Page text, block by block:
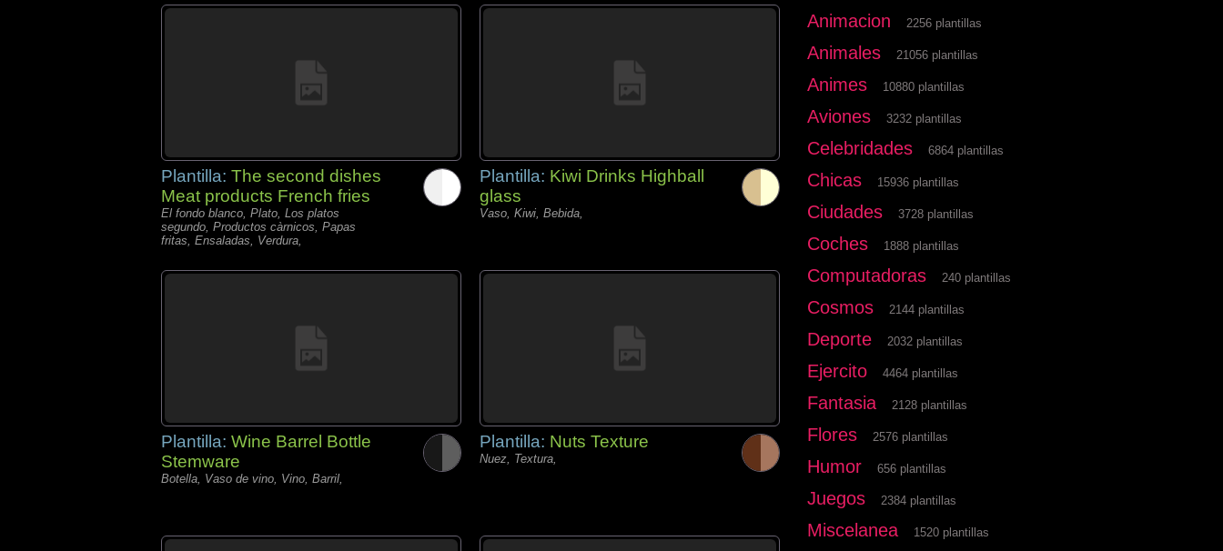
Plantilla: The second dishes
Meat products French fries
El fondo blanco, Plato, Los platos
segundo, Productos càrnicos, Papas
fritas, Ensaladas, Verdura,
Plantilla: Kiwi Drinks Highball
glass
Vaso, Kiwi, Bebida,
Plantilla: Wine Barrel Bottle
Stemware
Botella, Vaso de vino, Vino, Barril,
Plantilla: Nuts Texture
Nuez, Textura,
Animacion 2256 plantillas
Animales 21056 plantillas
Animes 10880 plantillas
Aviones 3232 plantillas
Celebridades 6864 plantillas
Chicas 15936 plantillas
Ciudades 3728 plantillas
Coches 1888 plantillas
Computadoras 240 plantillas
Cosmos 2144 plantillas
Deporte 2032 plantillas
Ejercito 4464 plantillas
Fantasia 2128 plantillas
Flores 2576 plantillas
Humor 656 plantillas
Juegos 2384 plantillas
Miscelanea 1520 plantillas